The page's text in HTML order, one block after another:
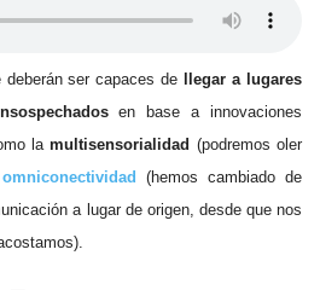
ser capaces de llegar a lugares
en base a innovaciones
lamultisensorialidad (podremos oler
omniconectividad
(hemos cambiado de
a lugar de origen, desde que nos